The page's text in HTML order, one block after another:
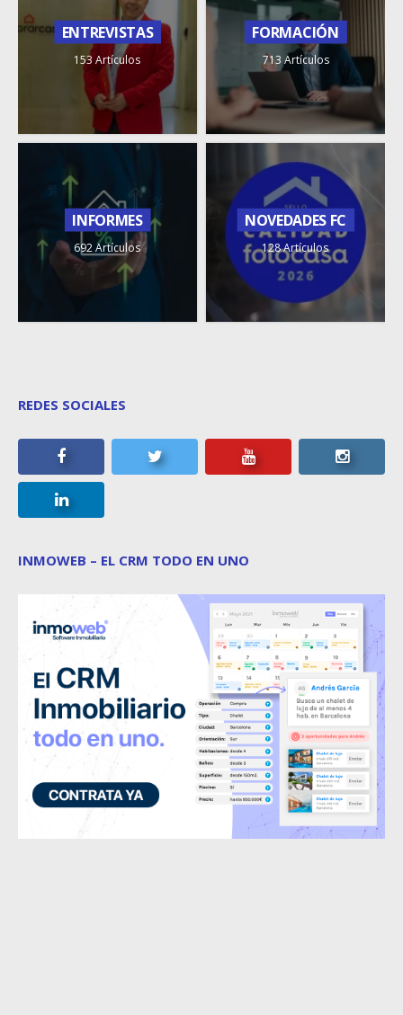
ENTREVISTAS
153 Artículos
FORMACIÓN
713 Artículos
INFORMES
692 Artículos
NOVEDADES FC
128 Artículos
REDES SOCIALES
INMOWEB – EL CRM TODO EN UNO